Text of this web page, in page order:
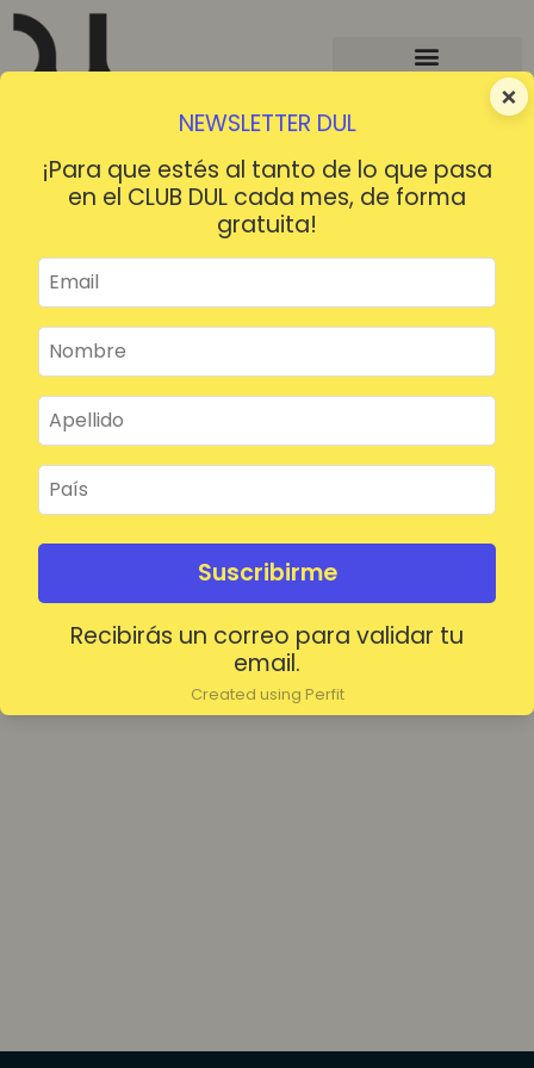
×
NEWSLETTER DUL
¡Para que estés al tanto de lo que pasa
en el CLUB DUL cada mes, de forma
gratuita!
Suscribirme
Recibirás un correo para validar tu
email.
Created using Perfit
¡HOLA!
Mantenerme conectado
Acceder